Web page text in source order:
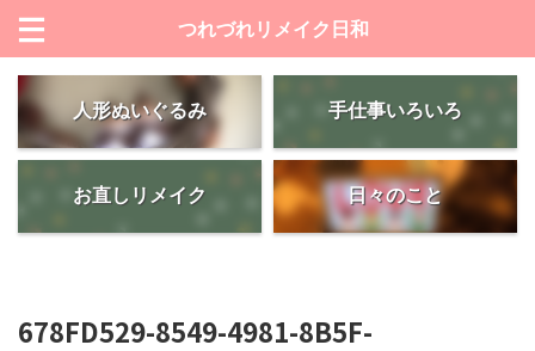
つれづれリメイク日和
人形ぬいぐるみ 手仕事いろいろ
お直しリメイク 日々のこと
678FD529-8549-4981-8B5F-